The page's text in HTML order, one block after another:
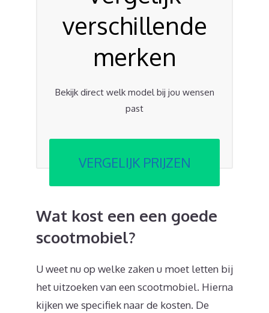
verschillende
merken
Bekijk direct welk model bij jou wensen
past
VERGELIJK PRIJZEN
Wat kost een een goede
scootmobiel?
U weet nu op welke zaken u moet letten bij
het uitzoeken van een scootmobiel. Hierna
kijken we specifiek naar de kosten. De